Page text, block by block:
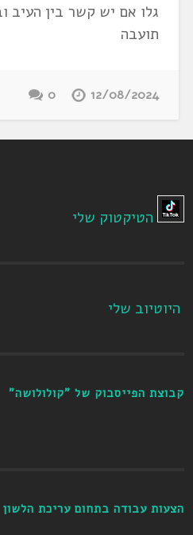
גלו אם יש קשר בין העיב
תועבה
12/08/2024
0
הטיקטוק שלי
היוטיוב שלי
קבוצת הפייסבוק של "קולולושה"
הצעות עבודה בתחום עריכת הלשון